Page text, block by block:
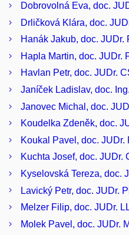
Dobrovolná Eva, doc.
Drličková Klára, doc.
Hanák Jakub, doc. JUDr.
Hapla Martin, doc. JUDr.
Havlan Petr, doc. JUDr.
Janíček Ladislav, doc.
Janovec Michal, doc.
Koudelka Zdeněk, doc.
Koukal Pavel, doc. JUDr.
Kuchta Josef, doc. JUDr.
Kyselovská Tereza, doc.
Lavický Petr, doc. JUDr.
Melzer Filip, doc. JUDr.
Molek Pavel, doc. JUDr.